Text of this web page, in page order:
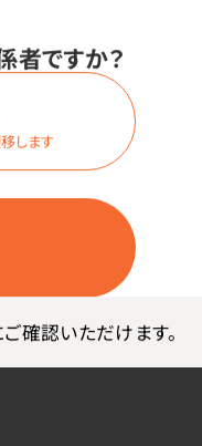
者ですか？
します
確認いただけます。
る信頼性の高い高